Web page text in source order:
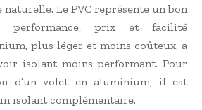
Le PVC représente un bon
performance, prix et facilité
plus léger et moins coûteux, a
isolant moins performant. Pour
d’un volet en aluminium, il est
isolant complémentaire.